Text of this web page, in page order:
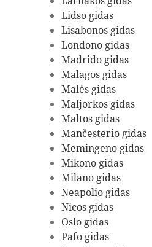
Lidso gidas
Lisabonos gidas
Londono gidas
Madrido gidas
Malagos gidas
Malės gidas
Maljorkos gidas
Maltos gidas
Mančesterio gidas
Memingeno gidas
Mikono gidas
Milano gidas
Neapolio gidas
Nicos gidas
Oslo gidas
Pafo gidas